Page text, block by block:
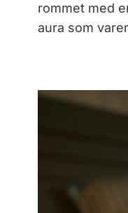
rommet med
aura som